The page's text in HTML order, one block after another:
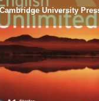
Cambridge University
ENGLISH